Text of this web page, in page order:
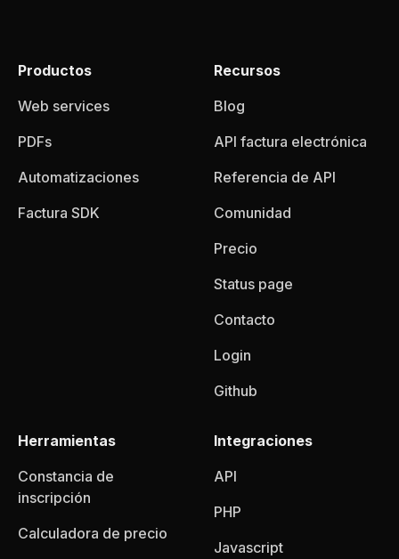
Productos
Web services
PDFs
Automatizaciones
Factura SDK
Recursos
Blog
API factura electrónica
Referencia de API
Comunidad
Precio
Status page
Contacto
Login
Github
Herramientas
Constancia de
inscripción
Calculadora de precio
Integraciones
API
PHP
Javascript